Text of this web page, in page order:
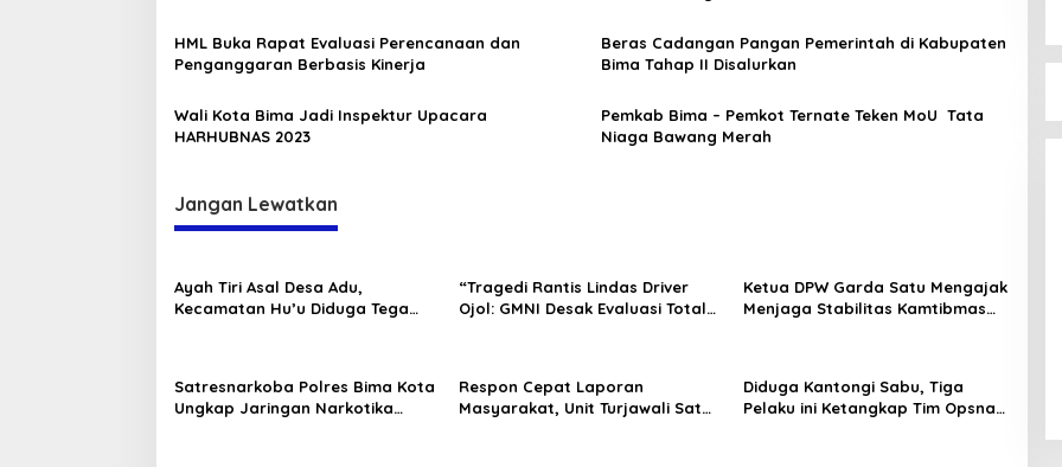
HML Buka Rapat Evaluasi Perencanaan dan
Penganggaran Berbasis Kinerja
Beras Cadangan Pangan Pemerintah di Kabupaten
Bima Tahap II Disalurkan
Wali Kota Bima Jadi Inspektur Upacara
HARHUBNAS 2023
Pemkab Bima – Pemkot Ternate Teken MoU Tata
Niaga Bawang Merah
Jangan Lewatkan
Ayah Tiri Asal Desa Adu,
Kecamatan Hu’u Diduga Tega
“Tragedi Rantis Lindas Driver
Ojol: GMNI Desak Evaluasi Total
Ketua DPW Garda Satu Mengajak
Menjaga Stabilitas Kamtibmas
Satresnarkoba Polres Bima Kota
Ungkap Jaringan Narkotika
Respon Cepat Laporan
Masyarakat, Unit Turjawali Sat
Diduga Kantongi Sabu, Tiga
Pelaku ini Ketangkap Tim Opsnal
Bupati Bima Terima SK Sekretaris
Serap Aspirasi Warga, Duta PAN